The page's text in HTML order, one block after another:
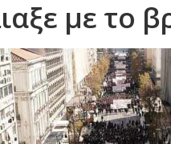
με το